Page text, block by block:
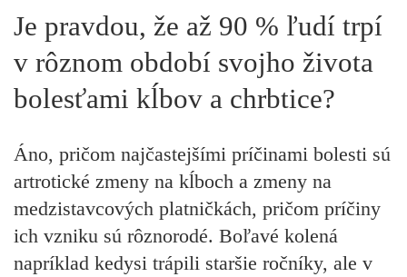
Je pravdou, že až 90 % ľudí trpí
v rôznom období svojho života
bolesťami kĺbov a chrbtice?
Áno, pričom najčastejšími príčinami bolesti sú
artrotické zmeny na kĺboch a zmeny na
medzistavcových platničkách, pričom príčiny
ich vzniku sú rôznorodé. Boľavé kolená
napríklad kedysi trápili staršie ročníky, ale v